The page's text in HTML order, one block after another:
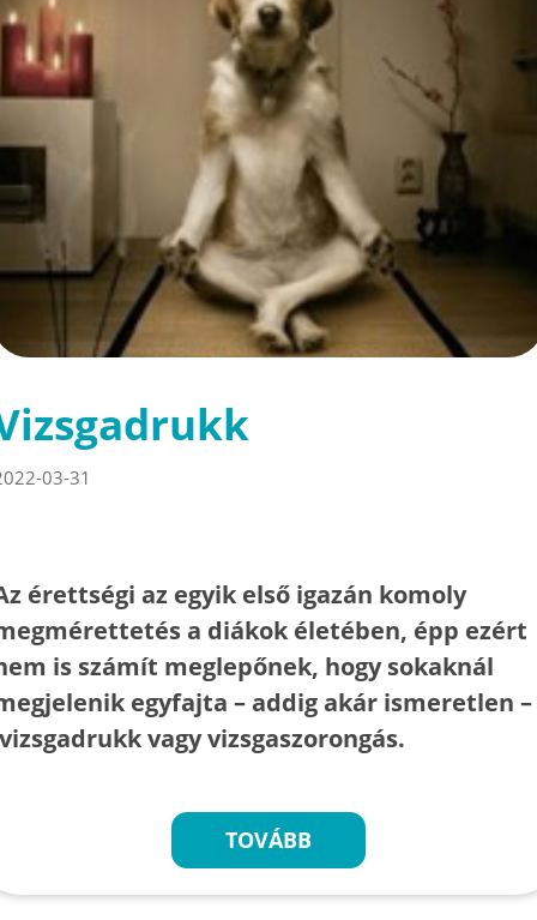
03-31
érettségi az egyik első igazán komoly
a diákok életében, épp ezért
is számít meglepőnek, hogy sokaknál
egyfajta – addig akár ismeretlen –
vagy vizsgaszorongás.
TOVÁBB